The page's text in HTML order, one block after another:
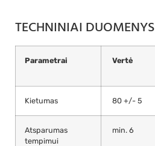
TECHNINIAI DUOMENYS
Parametrai Vertė
Kietumas 80 +/- 5
Atsparumas
tempimui
min. 6